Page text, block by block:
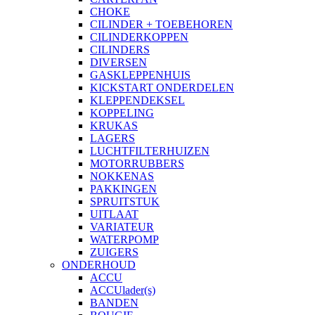
CHOKE
CILINDER + TOEBEHOREN
CILINDERKOPPEN
CILINDERS
DIVERSEN
GASKLEPPENHUIS
KICKSTART ONDERDELEN
KLEPPENDEKSEL
KOPPELING
KRUKAS
LAGERS
LUCHTFILTERHUIZEN
MOTORRUBBERS
NOKKENAS
PAKKINGEN
SPRUITSTUK
UITLAAT
VARIATEUR
WATERPOMP
ZUIGERS
ONDERHOUD
ACCU
ACCUlader(s)
BANDEN